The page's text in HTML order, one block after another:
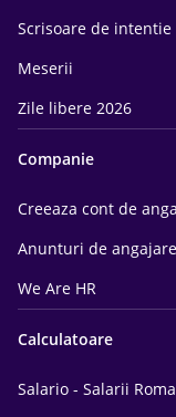
Scrisoare de intentie
Meserii
Zile libere 2026
Companie
Creeaza cont de
Anunturi de angajare
We Are HR
Calculatoare
Salario - Salarii